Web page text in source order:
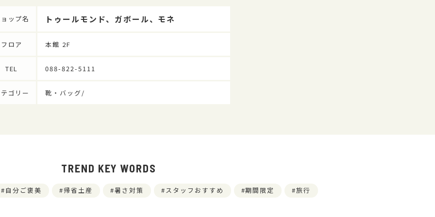
ップ名 トゥールモンド、ガボール、モネ
フロア 本館 2F
TEL 088-822-5111
ゴリー 靴・バッグ/
TREND KEY WORDS
自分ご褒美 帰省土産 暑さ対策 スタッフおすすめ 期間限定 旅行